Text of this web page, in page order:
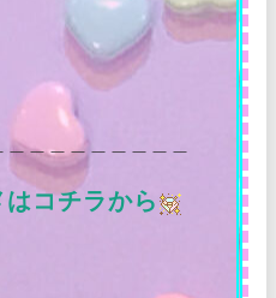
＿＿＿＿＿＿＿＿
コチラから